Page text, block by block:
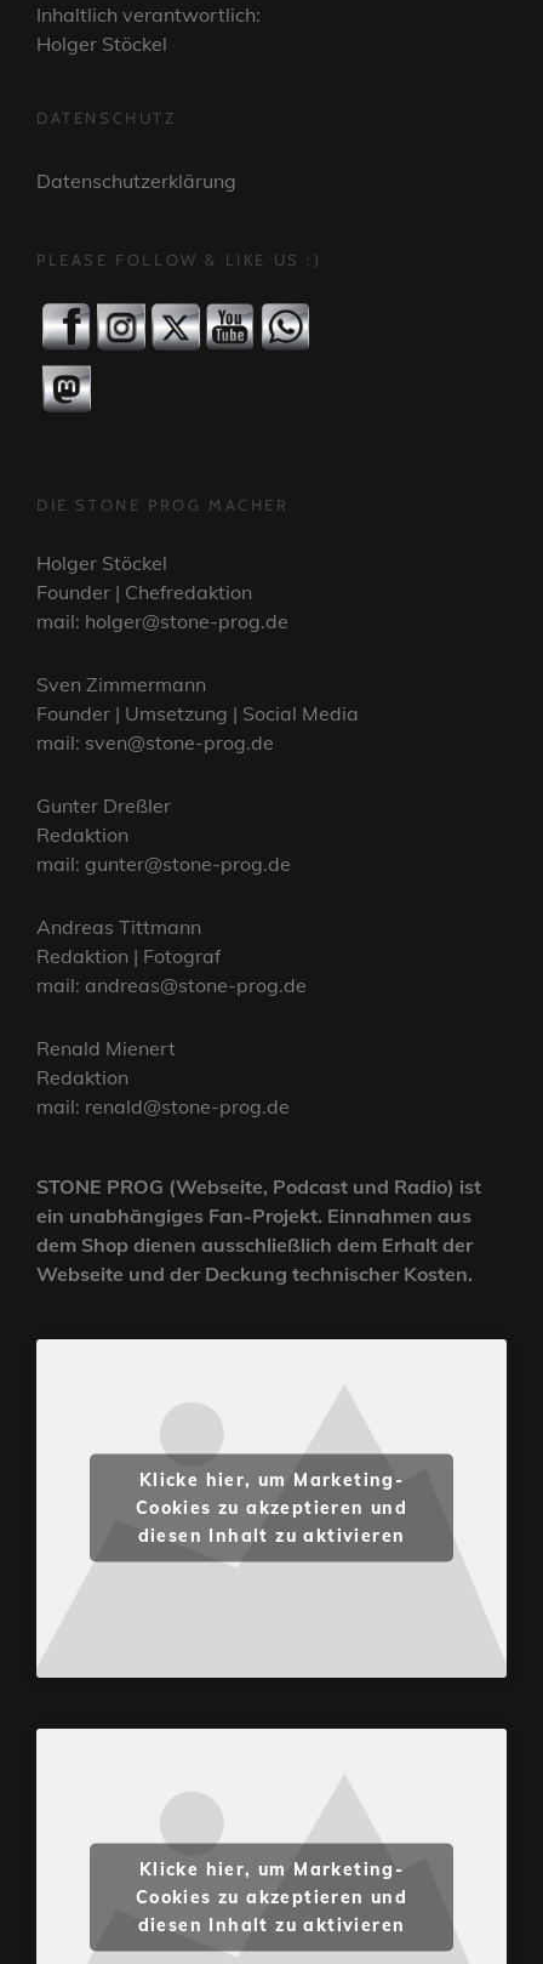
Inhaltlich verantwortlich:
Holger Stöckel
DATENSCHUTZ
Datenschutzerklärung
PLEASE FOLLOW & LIKE US :)
DIE STONE PROG MACHER
Holger Stöckel
Founder | Chefredaktion
mail: holger@stone-prog.de
Sven Zimmermann
Founder | Umsetzung | Social Media
mail: sven@stone-prog.de
Gunter Dreßler
Redaktion
mail: gunter@stone-prog.de
Andreas Tittmann
Redaktion | Fotograf
mail: andreas@stone-prog.de
Renald Mienert
Redaktion
mail: renald@stone-prog.de
STONE PROG (Webseite, Podcast und Radio) ist
ein unabhängiges Fan-Projekt. Einnahmen aus
dem Shop dienen ausschließlich dem Erhalt der
Webseite und der Deckung technischer Kosten.
Klicke hier, um Marketing-
Cookies zu akzeptieren und
diesen Inhalt zu aktivieren
Klicke hier, um Marketing-
Cookies zu akzeptieren und
diesen Inhalt zu aktivieren